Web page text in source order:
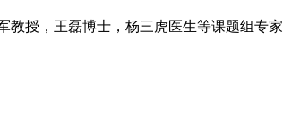
教授，王磊博士，杨三虎医生等课题组专